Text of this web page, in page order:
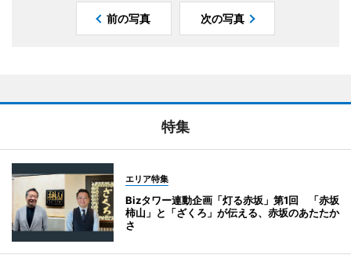
前の写真 次の写真
特集
エリア特集
Bizタワー連動企画「灯る赤坂」第1回 「赤坂
柿山」と「ざくろ」が伝える、赤坂のあたたか
さ